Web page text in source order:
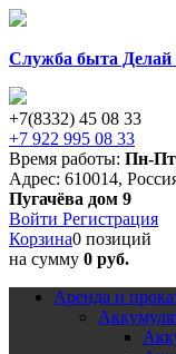
Служба быта
+7(8332) 45 08 33
+7 922 995 08 33
Время работы: Пн-Пт
Адрес: 610014,
Пугачёва дом 9
Войти Регистрация
Корзина0 позиций
на сумму 0 руб.
Аренда и